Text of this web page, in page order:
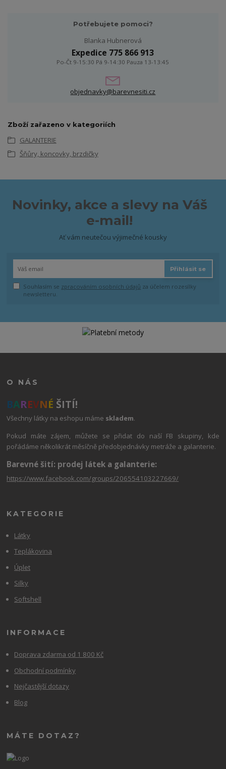
Potřebujete pomoci?
Blanka Hubnerová
Expedice 775 866 913
Po-Čt 9-15:30 Pá 9-14:30 Pauza 13-13:45
objednavky@barevnesiti.cz
Zboží zařazeno v kategoriích
GALANTERIE
Šňůry, koncovky, brzdičky
Novinky, akce a slevy na Váš
e-mail!
Ať vám neutečou výjimečné kousky
Přihlásit se
Souhlasím se zpracováním osobních údajů za účelem rozesílky
newsletteru.
O NÁS
BAREVNÉ ŠITÍ!
Všechny látky na eshopu máme skladem.
Pokud máte zájem, můžete se přidat do naší FB skupiny, kde
pořádáme několikrát měsíčně předobjednávky metráže a galanterie.
Barevné šití: prodej látek a galanterie:
https://www.facebook.com/groups/206554103227669/
KATEGORIE
Látky
Teplákovina
Úplet
Silky
Softshell
INFORMACE
Doprava zdarma od 1 800 Kč
Obchodní podmínky
Nejčastější dotazy
Blog
MÁTE DOTAZ?